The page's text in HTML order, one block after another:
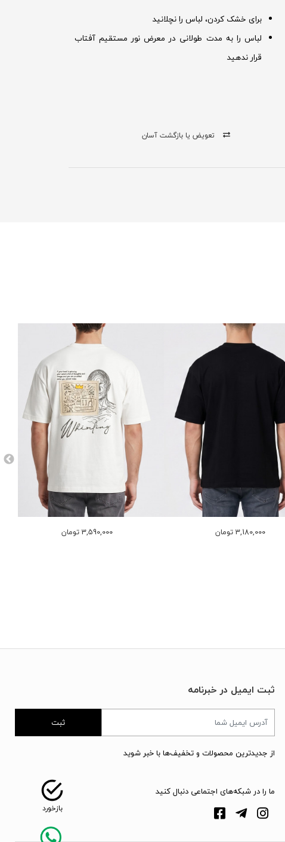
برای خشک کردن، لباس را نچلانید
لباس را به مدت طولانی در معرض نور مستقیم آفتاب
قرار ندهید
تعویض یا بازگشت آسان
3,590,000 تومان 3,180,000 تومان
ثبت ایمیل در خبرنامه
ثبت
از جدیدترین محصولات و تخفیف‌ها با خبر شوید
ما را در شبکه‌های اجتماعی دنبال کنید